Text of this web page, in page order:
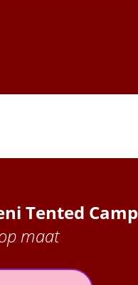
Tented Camp
maat